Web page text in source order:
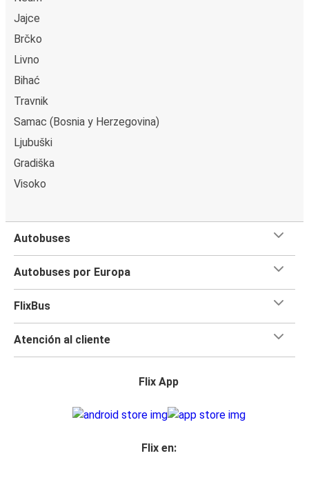
Jajce
Brčko
Livno
Bihać
Travnik
Samac (Bosnia y Herzegovina)
Ljubuški
Gradiška
Visoko
Autobuses
Autobuses por Europa
FlixBus
Atención al cliente
Flix App
Flix en: